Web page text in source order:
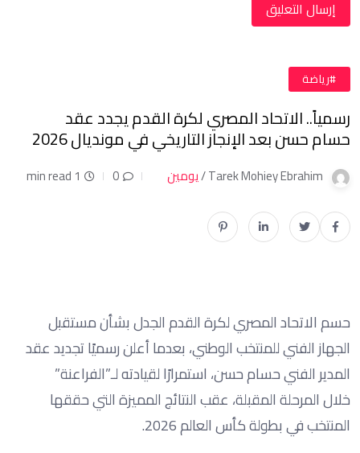
#رياضة
رسمياً.. الاتحاد المصري لكرة القدم يجدد عقد
حسام حسن بعد الإنجاز التاريخي في مونديال 2026
Tarek Mohiey Ebrahim / يومين 0
1 min read
حسم الاتحاد المصري لكرة القدم الجدل بشأن مستقبل
الجهاز الفني للمنتخب الوطني، بعدما أعلن رسميًا تجديد عقد
المدير الفني حسام حسن، استمرارًا لقيادته لـ”الفراعنة”
خلال المرحلة المقبلة، عقب النتائج المميزة التي حققها
المنتخب في بطولة كأس العالم 2026.